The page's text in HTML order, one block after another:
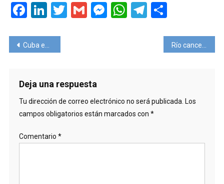
Facebook
LinkedIn
Twitter
GmailMessenger
WhatsApp
Telegram
Navegación
entradas
Cuba exige nuevamente un test PCR a los viajeros al arribar a la isla Río cancela el carnaval ‘de rúa’
Deja una respuesta
Tu dirección de correo electrónico no será publicada. Los
campos obligatorios están marcados con *
Comentario *